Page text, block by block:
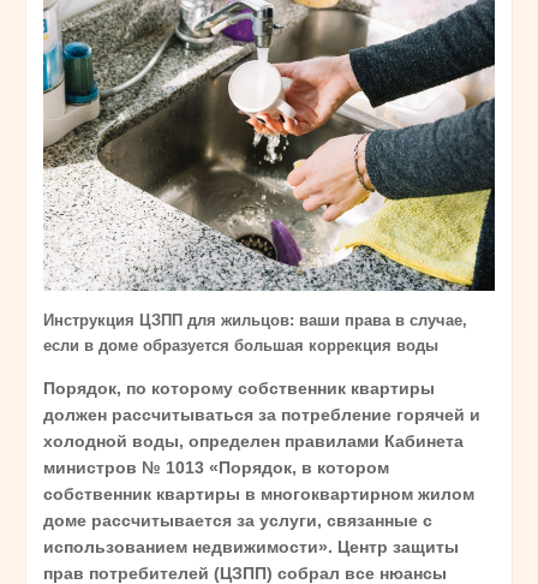
Инструкция ЦЗПП для жильцов: ваши права в случае,
если в доме образуется большая коррекция воды
Порядок, по которому собственник квартиры
должен рассчитываться за потребление горячей и
холодной воды, определен правилами Кабинета
министров № 1013 «Порядок, в котором
собственник квартиры в многоквартирном жилом
доме рассчитывается за услуги, связанные с
использованием недвижимости». Центр защиты
прав потребителей (ЦЗПП) собрал все нюансы